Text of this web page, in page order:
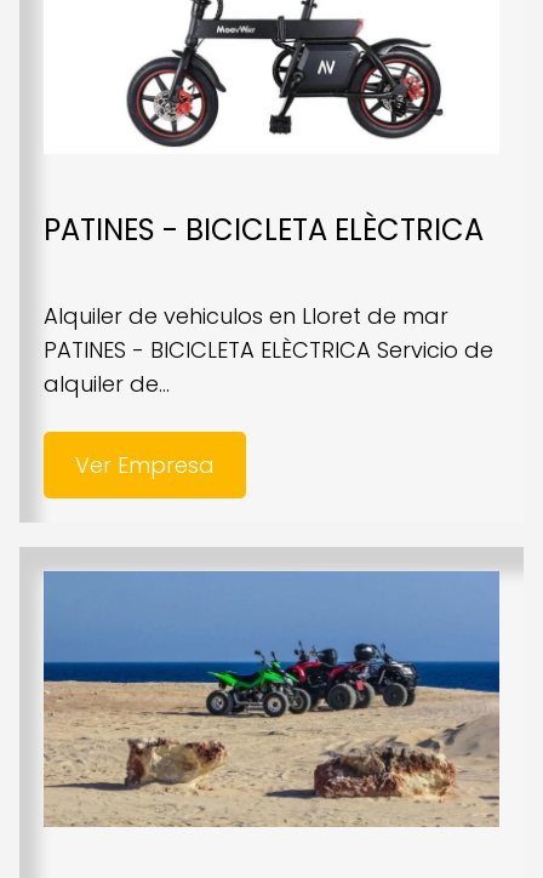
PATINES - BICICLETA ELÈCTRICA
Alquiler de vehiculos en Lloret de mar
PATINES - BICICLETA ELÈCTRICA Servicio de
alquiler de...
Ver Empresa